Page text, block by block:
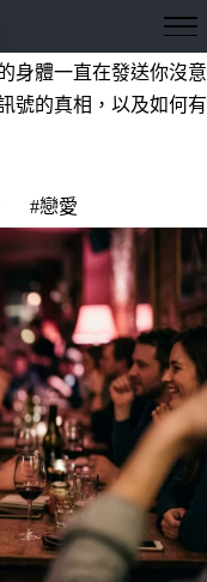
身體一直在發送你沒意
號的真相，以及如何有
#戀愛